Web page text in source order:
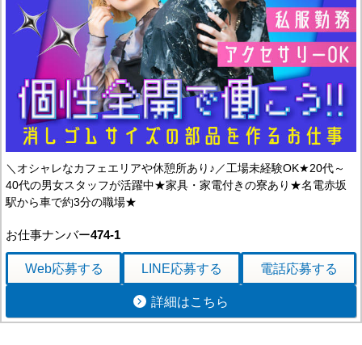
＼オシャレなカフェエリアや休憩所あり♪／工場未経験OK★20代～
40代の男女スタッフが活躍中★家具・家電付きの寮あり★名電赤坂
駅から車で約3分の職場★
お仕事ナンバー474-1
Web応募する LINE応募する 電話応募する
詳細はこちら